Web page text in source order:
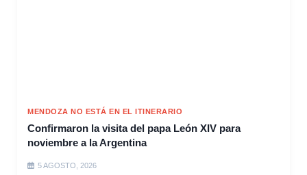
MENDOZA NO ESTÁ EN EL ITINERARIO
Confirmaron la visita del papa León XIV para
noviembre a la Argentina
5 AGOSTO, 2026